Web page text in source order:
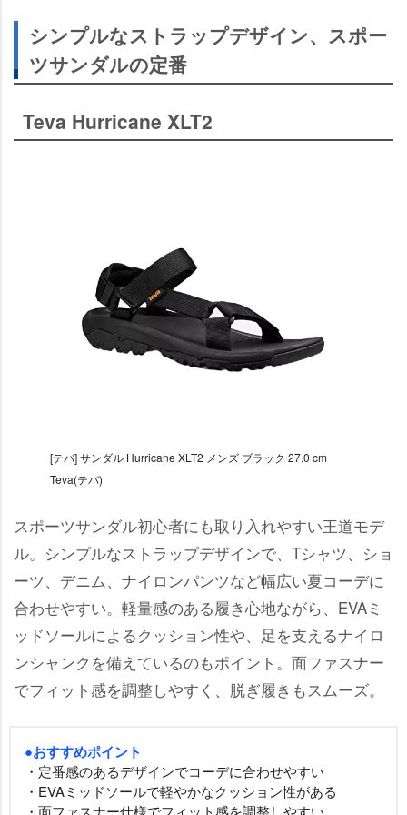
シンプルなストラップデザイン、スポー
ツサンダルの定番
Teva Hurricane XLT2
[テバ] サンダル Hurricane XLT2 メンズ ブラック 27.0 cm
Teva(テバ)
スポーツサンダル初心者にも取り入れやすい王道モデ
ル。シンプルなストラップデザインで、Tシャツ、ショ
ーツ、デニム、ナイロンパンツなど幅広い夏コーデに
合わせやすい。軽量感のある履き心地ながら、EVAミ
ッドソールによるクッション性や、足を支えるナイロ
ンシャンクを備えているのもポイント。面ファスナー
でフィット感を調整しやすく、脱ぎ履きもスムーズ。
●おすすめポイント
・定番感のあるデザインでコーデに合わせやすい
・EVAミッドソールで軽やかなクッション性がある
・面ファスナー仕様でフィット感を調整しやすい